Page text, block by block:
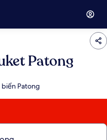
Patong
biển Patong